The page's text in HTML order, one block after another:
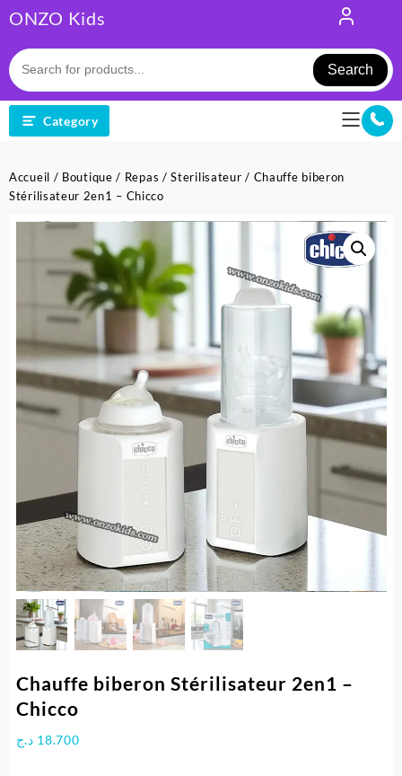
to
content
ONZO Kids
Search
Category
Accueil / Boutique / Repas /Sterilisateur / Chauffe biberon
Stérilisateur 2en1 – Chicco
Chauffe biberon Stérilisateur 2en1 –
Chicco
18.700 د.ج